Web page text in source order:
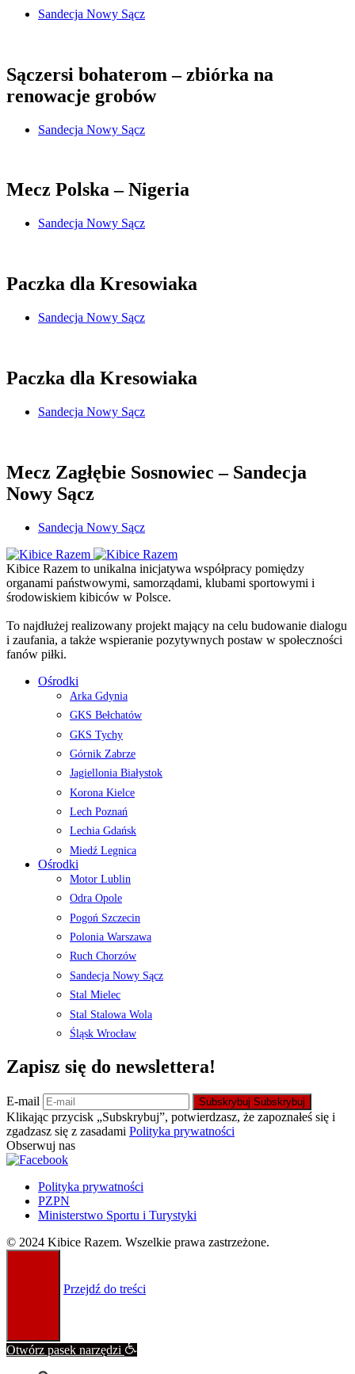
Sandecja Nowy Sącz
Sączersi bohaterom – zbiórka na
renowacje grobów
Sandecja Nowy Sącz
Mecz Polska – Nigeria
Sandecja Nowy Sącz
Paczka dla Kresowiaka
Sandecja Nowy Sącz
Paczka dla Kresowiaka
Sandecja Nowy Sącz
Mecz Zagłębie Sosnowiec – Sandecja
Nowy Sącz
Sandecja Nowy Sącz
Kibice Razem to unikalna inicjatywa współpracy pomiędzy
organami państwowymi, samorządami, klubami sportowymi i
środowiskiem kibiców w Polsce.
To najdłużej realizowany projekt mający na celu budowanie dialogu
i zaufania, a także wspieranie pozytywnych postaw w społeczności
fanów piłki.
Ośrodki
Arka Gdynia
GKS Bełchatów
GKS Tychy
Górnik Zabrze
Jagiellonia Białystok
Korona Kielce
Lech Poznań
Lechia Gdańsk
Miedź Legnica
Ośrodki
Motor Lublin
Odra Opole
Pogoń Szczecin
Polonia Warszawa
Ruch Chorzów
Sandecja Nowy Sącz
Stal Mielec
Stal Stalowa Wola
Śląsk Wrocław
Zapisz się do newslettera!
E-mail Subskrybuj Subskrybuj
Klikając przycisk „Subskrybuj”, potwierdzasz, że zapoznałeś się i
zgadzasz się z zasadami Polityka prywatności
Obserwuj nas
Polityka prywatności
PZPN
Ministerstwo Sportu i Turystyki
© 2024 Kibice Razem. Wszelkie prawa zastrzeżone.
Przejdź do treści
Otwórz pasek narzędzi